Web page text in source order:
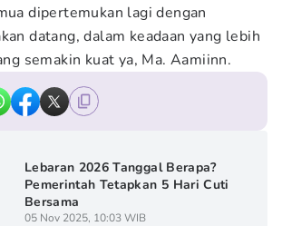
dipertemukan lagi dengan
datang, dalam keadaan yang lebih
semakin kuat ya, Ma. Aamiinn.
Lebaran 2026 Tanggal Berapa?
Pemerintah Tetapkan 5 Hari Cuti
Bersama
05 Nov 2025, 10:03 WIB